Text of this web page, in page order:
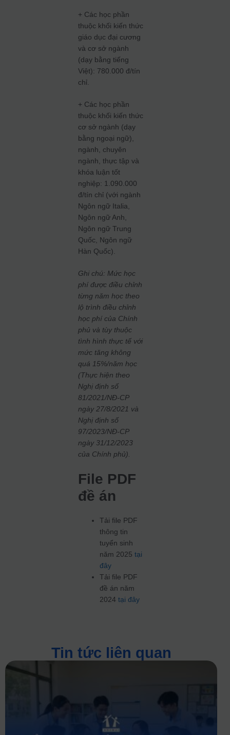
+ Các học phần
thuộc khối kiến thức
giáo dục đại cương
và cơ sở ngành
(dạy bằng tiếng
Việt): 780.000 đ/tín
chỉ.
+ Các học phần
thuộc khối kiến thức
cơ sở ngành (dạy
bằng ngoại ngữ),
ngành, chuyên
ngành, thực tập và
khóa luận tốt
nghiệp: 1.090.000
đ/tín chỉ (với ngành
Ngôn ngữ Italia,
Ngôn ngữ Anh,
Ngôn ngữ Trung
Quốc, Ngôn ngữ
Hàn Quốc).
Ghi chú: Mức học
phí được điều chỉnh
từng năm học theo
lộ trình điều chỉnh
học phí của Chính
phủ và tùy thuộc
tình hình thực tế với
mức tăng không
quá 15%/năm học
(Thực hiện theo
Nghị định số
81/2021/NĐ-CP
ngày 27/8/2021 và
Nghị định số
97/2023/NĐ-CP
ngày 31/12/2023
của Chính phủ).
File PDF
đề án
Tải file PDF
thông tin
tuyển sinh
năm 2025tại
đây
Tải file PDF
đề án năm
2024tại đây
Tin tức liên quan